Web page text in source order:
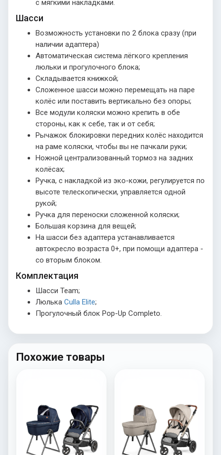
с мягкими накладками.
Шасси
Возможность установки по 2 блока сразу (при
наличии адаптера)
Автоматическая система лёгкого крепления
люльки и прогулочного блока;
Складывается книжкой;
Сложенное шасси можно перемещать на паре
колёс или поставить вертикально без опоры;
Все модули коляски можно крепить в обе
стороны, как к себе, так и от себя;
Рычажок блокировки передних колёс находится
на раме коляски, чтобы вы не пачкали руки;
Ножной централизованный тормоз на задних
колёсах;
Ручка, с накладкой из эко-кожи, регулируется по
высоте телескопически, управляется одной
рукой;
Ручка для переноски сложенной коляски;
Большая корзина для вещей;
На шасси без адаптера устанавливается
автокресло возраста 0+, при помощи адаптера -
со вторым блоком.
Комплектация
Шасси Team;
Люлька Culla Elite;
Прогулочный блок Pop-Up Completo.
Похожие товары